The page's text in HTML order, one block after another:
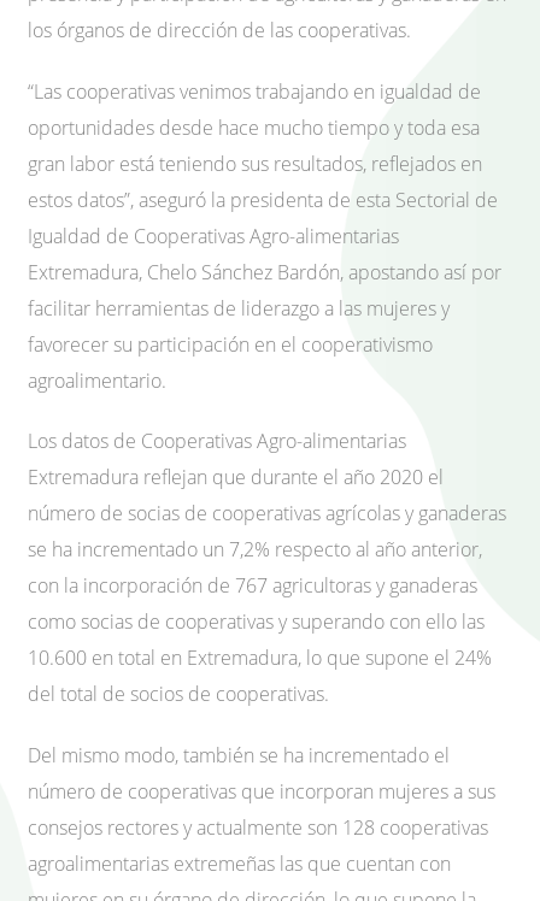
los órganos de dirección de las cooperativas.
“Las cooperativas venimos trabajando en igualdad de
oportunidades desde hace mucho tiempo y toda esa
gran labor está teniendo sus resultados, reflejados en
estos datos”, aseguró la presidenta de esta Sectorial de
Igualdad de Cooperativas Agro-alimentarias
Extremadura, Chelo Sánchez Bardón, apostando así por
facilitar herramientas de liderazgo a las mujeres y
favorecer su participación en el cooperativismo
agroalimentario.
Los datos de Cooperativas Agro-alimentarias
Extremadura reflejan que durante el año 2020 el
número de socias de cooperativas agrícolas y ganaderas
se ha incrementado un 7,2% respecto al año anterior,
con la incorporación de 767 agricultoras y ganaderas
como socias de cooperativas y superando con ello las
10.600 en total en Extremadura, lo que supone el 24%
del total de socios de cooperativas.
Del mismo modo, también se ha incrementado el
número de cooperativas que incorporan mujeres a sus
consejos rectores y actualmente son 128 cooperativas
agroalimentarias extremeñas las que cuentan con